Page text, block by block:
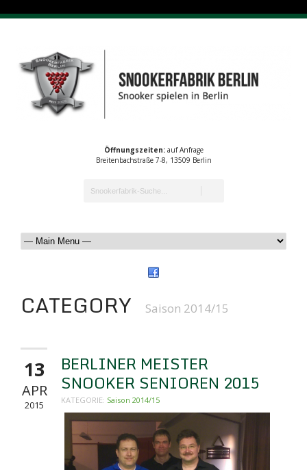
Öffnungszeiten:auf Anfrage
Breitenbachstraße 7-8, 13509 Berlin
CATEGORY Saison 2014/15
13
APR
2015
BERLINER MEISTER
SNOOKER SENIOREN 2015
KATEGORIE: Saison 2014/15